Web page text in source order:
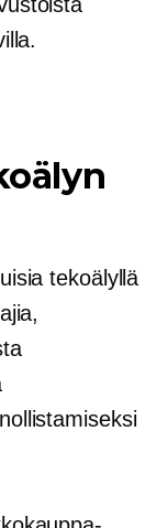
tekoälyllä